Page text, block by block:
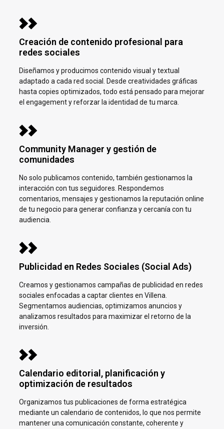
Creación de contenido profesional para
redes sociales
Diseñamos y producimos contenido visual y textual
adaptado a cada red social. Desde creatividades gráficas
hasta copies optimizados, todo está pensado para mejorar
el engagement y reforzar la identidad de tu marca.
Community Manager y gestión de
comunidades
No solo publicamos contenido, también gestionamos la
interacción con tus seguidores. Respondemos
comentarios, mensajes y gestionamos la reputación online
de tu negocio para generar confianza y cercanía con tu
audiencia.
Publicidad en Redes Sociales (Social Ads)
Creamos y gestionamos campañas de publicidad en redes
sociales enfocadas a captar clientes en Villena.
Segmentamos audiencias, optimizamos anuncios y
analizamos resultados para maximizar el retorno de la
inversión.
Calendario editorial, planificación y
optimización de resultados
Organizamos tus publicaciones de forma estratégica
mediante un calendario de contenidos, lo que nos permite
mantener una comunicación constante, coherente y